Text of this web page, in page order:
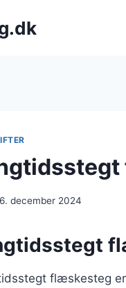
december 2024
flæskesteg